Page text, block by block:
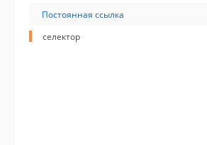
Постоянная ссылка
cелектор